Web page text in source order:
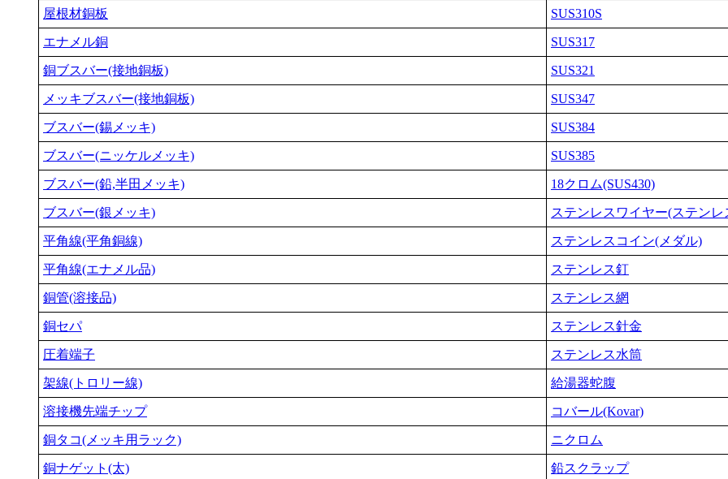
屋根材銅板 SUS310S
エナメル銅 SUS317
銅ブスバー(接地銅板) SUS321
メッキブスバー(接地銅板) SUS347
ブスバー(錫メッキ) SUS384
ブスバー(ニッケルメッキ) SUS385
ブスバー(鉛,半田メッキ) 18クロム(SUS430)
ブスバー(銀メッキ) ステンレスワイヤー(ステンレ
平角線(平角銅線) ステンレスコイン(メダル)
平角線(エナメル品) ステンレス釘
銅管(溶接品) ステンレス網
銅セパ ステンレス針金
圧着端子 ステンレス水筒
架線(トロリー線) 給湯器蛇腹
溶接機先端チップ コバール(Kovar)
銅タコ(メッキ用ラック) ニクロム
銅ナゲット(太) 鉛スクラップ